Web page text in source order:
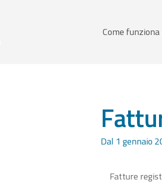
Menu
Come funziona
Dal 1 gennaio
Fatture